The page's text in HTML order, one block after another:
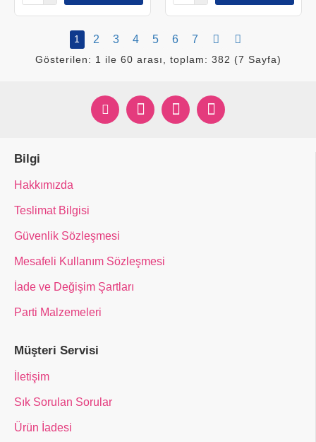
1 2 3 4 5 6 7
Gösterilen: 1 ile 60 arası, toplam: 382 (7 Sayfa)
Bilgi
Hakkımızda
Teslimat Bilgisi
Güvenlik Sözleşmesi
Mesafeli Kullanım Sözleşmesi
İade ve Değişim Şartları
Parti Malzemeleri
Müşteri Servisi
İletişim
Sık Sorulan Sorular
Ürün İadesi